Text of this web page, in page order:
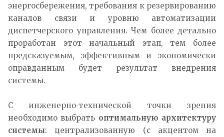
энергосбережения, требования к резервированию
каналов связи и уровню автоматизации
диспетчерского управления. Чем более детально
проработан этот начальный этап, тем более
предсказуемым, эффективным и экономически
оправданным будет результат внедрения
системы.​
С инженерно‑технической точки зрения
необходимо выбрать оптимальную архитектуру
системы: централизованную (с акцентом на